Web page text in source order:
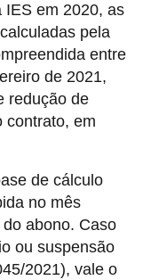
IES em 2020, as
pela
entre
de 2021,
redução de
contrato, em
de cálculo
no mês
abono. Caso
ou suspensão
2021), vale o